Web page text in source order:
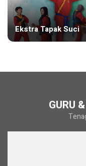
Ekstra Tapak Suci
GURU